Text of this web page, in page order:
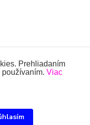
Prehliadaním
Viac